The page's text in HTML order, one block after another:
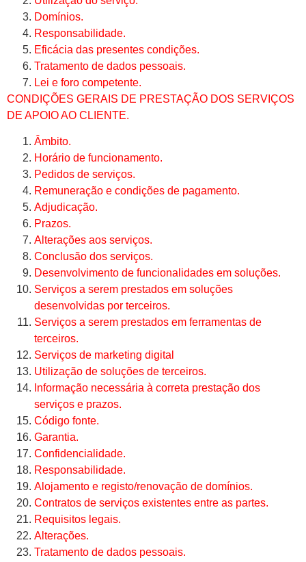
Domínios.
Responsabilidade.
Eficácia das presentes condições.
Tratamento de dados pessoais.
Lei e foro competente.
CONDIÇÕES GERAIS DE PRESTAÇÃO DOS SERVIÇOS
DE APOIO AO CLIENTE.
Âmbito.
Horário de funcionamento.
Pedidos de serviços.
Remuneração e condições de pagamento.
Adjudicação.
Prazos.
Alterações aos serviços.
Conclusão dos serviços.
Desenvolvimento de funcionalidades em soluções.
Serviços a serem prestados em soluções
desenvolvidas por terceiros.
Serviços a serem prestados em ferramentas de
terceiros.
Serviços de marketing digital
Utilização de soluções de terceiros.
Informação necessária à correta prestação dos
serviços e prazos.
Código fonte.
Garantia.
Confidencialidade.
Responsabilidade.
Alojamento e registo/renovação de domínios.
Contratos de serviços existentes entre as partes.
Requisitos legais.
Alterações.
Tratamento de dados pessoais.